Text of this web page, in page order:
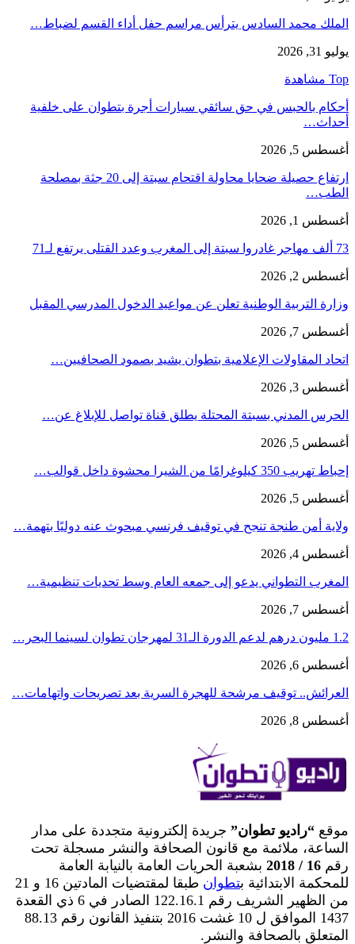
الملك محمد السادس يترأس مراسم حفل أداء القسم لضباط…
يوليو 31, 2026
Top مشاهدة
أحكام بالحبس في حق سائقي سيارات أجرة بتطوان على خلفية
أحداث…
أغسطس 5, 2026
ارتفاع حصيلة ضحايا محاولة اقتحام سبتة إلى 20 جثة بمصلحة
الطب…
أغسطس 1, 2026
73 ألف مهاجر غادروا سبتة إلى المغرب وعدد القتلى يرتفع لـ71
أغسطس 2, 2026
وزارة التربية الوطنية تعلن عن مواعيد الدخول المدرسي المقبل
أغسطس 7, 2026
اتحاد المقاولات الإعلامية بتطوان يشيد بصمود الصحافيين…
أغسطس 3, 2026
الحرس المدني بسبتة المحتلة يطلق قناة تواصل للإبلاغ عن…
أغسطس 5, 2026
إحباط تهريب 350 كيلوغرامًا من الشيرا محشوة داخل قوالب…
أغسطس 5, 2026
ولاية أمن طنجة تنجح في توقيف فرنسي مبحوث عنه دوليًا بتهمة…
أغسطس 4, 2026
المغرب التطواني يدعو إلى جمعه العام وسط تحديات تنظيمية…
أغسطس 7, 2026
1.2 مليون درهم لدعم الدورة الـ31 لمهرجان تطوان لسينما البحر…
أغسطس 6, 2026
العرائش.. توقيف مرشحة للهجرة السرية بعد تصريحات واتهامات…
أغسطس 8, 2026
موقع “راديو تطوان” جريدة إلكترونية متجددة على مدار
الساعة، ملائمة مع قانون الصحافة والنشر مسجلة تحت
رقم 16 / 2018
بشعبة الحريات العامة بالنيابة العامة
للمحكمة الابتدائية بتطوان
طبقا لمقتضيات المادتين 16 و 21
من الظهير الشريف رقم 122.16.1 الصادر في 6 ذي القعدة
1437 الموافق ل 10 غشت 2016 بتنفيذ القانون رقم 88.13
المتعلق بالصحافة والنشر.